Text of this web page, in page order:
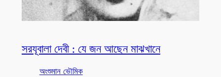
সরযূবালা দেবী : যে জন আছেন মাঝখানে
অংশুমান ভৌমিক